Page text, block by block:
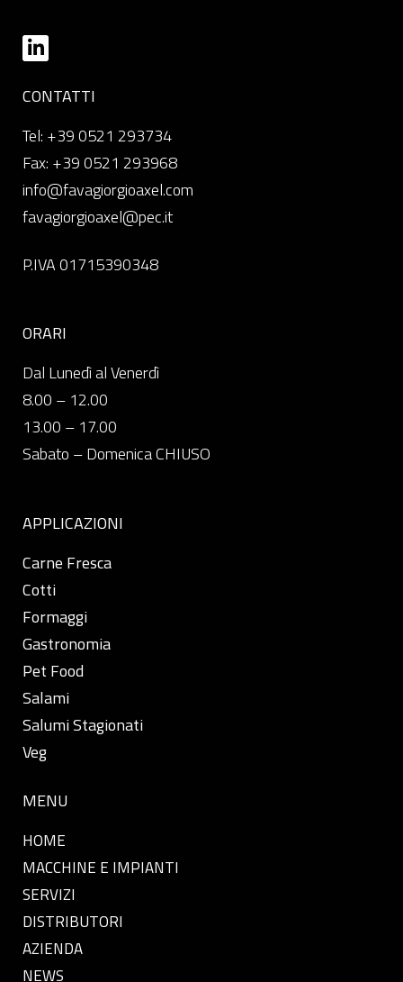
CONTATTI
Tel: +39 0521 293734
Fax: +39 0521 293968
info@favagiorgioaxel.com
favagiorgioaxel@pec.it
P.IVA 01715390348
ORARI
Dal Lunedì al Venerdì
8.00 – 12.00
13.00 – 17.00
Sabato – Domenica CHIUSO
APPLICAZIONI
Carne Fresca
Cotti
Formaggi
Gastronomia
Pet Food
Salami
Salumi Stagionati
Veg
MENU
HOME
MACCHINE E IMPIANTI
SERVIZI
DISTRIBUTORI
AZIENDA
NEWS